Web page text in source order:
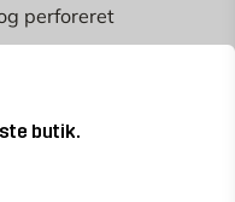
butik.
perforeret